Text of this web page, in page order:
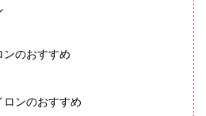
ンのおすすめ
ロンのおすすめ